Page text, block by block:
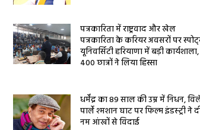
पत्रकारिता में राष्ट्रवाद और खेल
पत्रकारिता के करियर अवसरों पर
यूनिवर्सिटी हरियाणा में बड़ी कार्यशाला,
400 छात्रों ने लिया हिस्सा
धर्मेंद्र का 89 साल की उम्र में निधन,
पार्ले श्मशान घाट पर फिल्म इंडस्ट्री ने
नम आंखों से विदाई